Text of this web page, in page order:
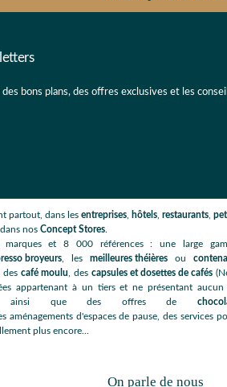
bons plans, des offres exclusives et les
partout, dans les entreprises hôtels restaurants
nos Concept Stores.
marques et 8 000 références : une large
broyeurs , les meilleures théières ou
des café moulu , descapsules et dosettes de cafés
appartenant à un tiers et ne présentant
ainsi que des offres de
aménagements d'espaces de pause, des services
plus encore...
On parle de nous